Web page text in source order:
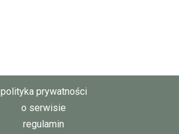
polityka prywatności
o serwisie
regulamin